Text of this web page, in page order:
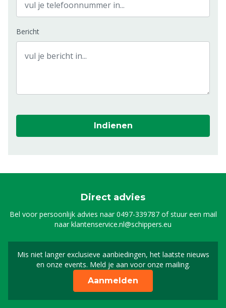
Bericht
Indienen
Direct advies
Bel voor persoonlijk advies naar0497-339787of stuur een mail
naarklantenservice.nl@schippers.eu
Mis niet langer exclusieve aanbiedingen, het laatste nieuws
en onze events. Meld je aan voor onze mailing.
Schrijf je in voor onze
Aanmelden